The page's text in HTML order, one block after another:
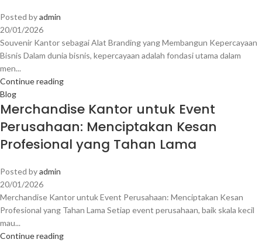
Posted byadmin
20/01/2026
Souvenir Kantor sebagai Alat Branding yang Membangun Kepercayaan
Bisnis Dalam dunia bisnis, kepercayaan adalah fondasi utama dalam
men...
Continue reading
Blog
Merchandise Kantor untuk Event
Perusahaan: Menciptakan Kesan
Profesional yang Tahan Lama
Posted byadmin
20/01/2026
Merchandise Kantor untuk Event Perusahaan: Menciptakan Kesan
Profesional yang Tahan Lama Setiap event perusahaan, baik skala kecil
mau...
Continue reading